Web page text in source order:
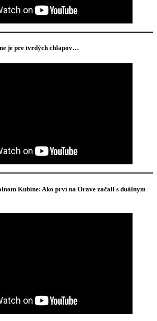
je pre tvrdých chlapov…
Kubíne: Ako prví na Orave začali s duálnym